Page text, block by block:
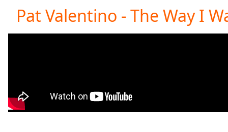
Current
Time0:00
TypeLIVE
Seek to
Pat Valentino - The Way I